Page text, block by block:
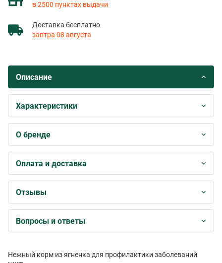
в 2500 пунктах выдачи
Доставка бесплатно
завтра 08 августа
Описание
Характеристики
О бренде
Оплата и доставка
Отзывы
Вопросы и ответы
Нежный корм из ягненка для профилактики заболеваний